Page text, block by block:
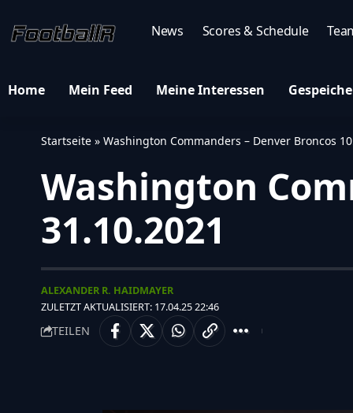
News Scores & Schedule
Home Mein Feed Meine Interessen
Startseite » Washington Commanders – Denver Broncos
Washington
31.10.2021
ZULETZT AKTUALISIERT: 17.04.25 22:46
ALEXANDER R. HAIDMAYER
TEILEN